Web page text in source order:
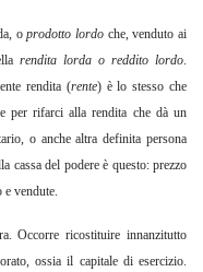
oprodotto lordo che, venduto ai
rendita lorda o reddito lordo.
rendita (rente) è lo stesso che
per rifarci alla rendita che dà un
o anche altra definita persona
cassa del podere è questo: prezzo
e vendute.
Occorre ricostituire innanzitutto
ossia il capitale di esercizio.